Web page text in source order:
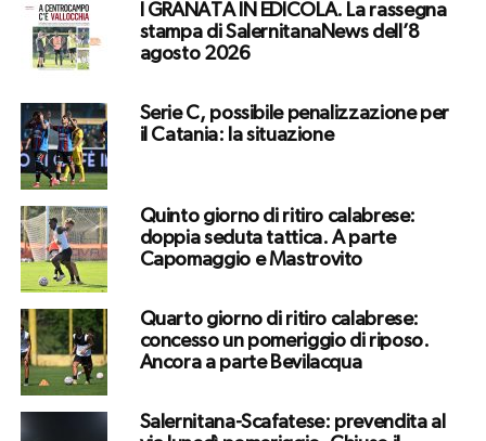
I GRANATA IN EDICOLA. La rassegna
stampa di SalernitanaNews dell’8
agosto 2026
Serie C, possibile penalizzazione per
il Catania: la situazione
Quinto giorno di ritiro calabrese:
doppia seduta tattica. A parte
Capomaggio e Mastrovito
Quarto giorno di ritiro calabrese:
concesso un pomeriggio di riposo.
Ancora a parte Bevilacqua
Salernitana-Scafatese: prevendita al